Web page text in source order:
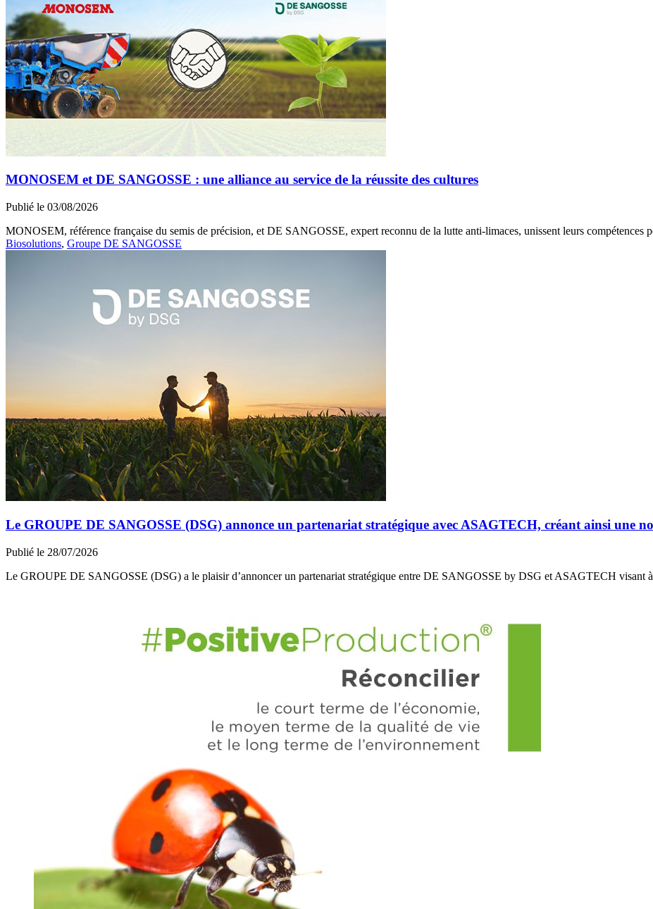
MONOSEM et DE SANGOSSE : une alliance au service de la réussite des cultures
Publié le 03/08/2026
MONOSEM, référence française du semis de précision, et DE SANGOSSE, expert reconnu de la lutte anti-limaces, unissent leurs compétences
Biosolutions, Groupe DE SANGOSSE
Le GROUPE DE SANGOSSE (DSG) annonce un partenariat stratégique avec ASAGTECH, créant ainsi une
Publié le 28/07/2026
Le GROUPE DE SANGOSSE (DSG) a le plaisir d’annoncer un partenariat stratégique entre DE SANGOSSE by DSG et ASAGTECH visant